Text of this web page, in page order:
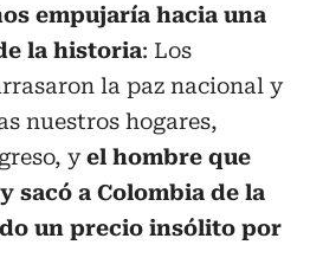
empujaría hacia una
la historia: Los
la paz nacional y
nuestros hogares,
yel hombre que
sacó a Colombia de la
un precio insólito por